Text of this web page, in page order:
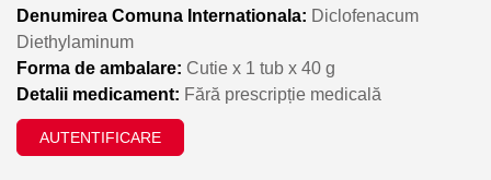
Denumirea Comuna Internationala: Diclofenacum
Diethylaminum
Forma de ambalare: Cutie x 1 tub x 40 g
Detalii medicament: Fără prescripție medicală
AUTENTIFICARE